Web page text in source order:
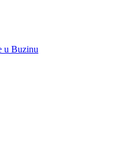
u Buzinu